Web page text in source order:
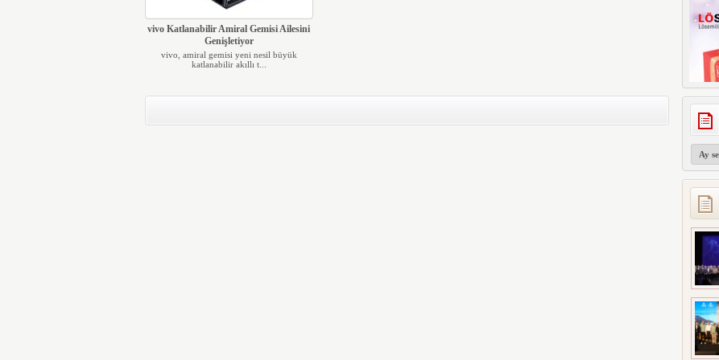
vivo Katlanabilir Amiral Gemisi Ailesini
Genişletiyor
vivo, amiral gemisi yeni nesil büyük
katlanabilir akıllı t...